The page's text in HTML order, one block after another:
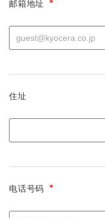
邮箱地址
住址
电话号码